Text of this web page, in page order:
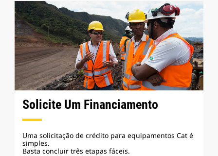
Solicite Um Financiamento
Uma solicitação de crédito para equipamentos Cat é
simples.
Basta concluir três etapas fáceis.